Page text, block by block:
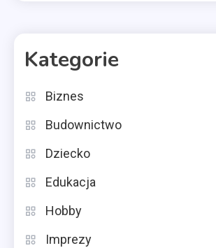
Kategorie
Biznes
Budownictwo
Dziecko
Edukacja
Hobby
Imprezy